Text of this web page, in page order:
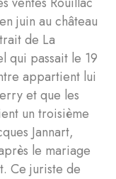
juin au château
de La
qui passait le 19
appartient lui
et que les
un troisième
Jannart,
le mariage
Ce juriste de